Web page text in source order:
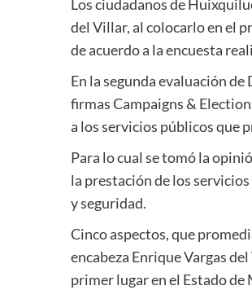
Los ciudadanos de
del Villar, al colocarlo en el
de acuerdo a la encuesta
En la segunda evaluación
firmas Campaigns &
a los servicios públicos que
Para lo cual se tomó la
la prestación de los
y seguridad.
Cinco aspectos, que
encabeza Enrique Vargas
primer lugar en el Estado de